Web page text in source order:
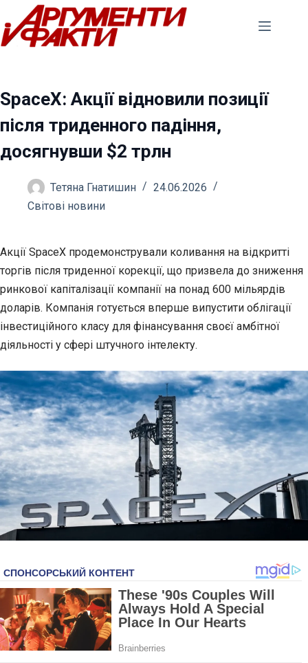
Перейти
до
вмісту
SpaceX: Акції відновили позиції
після триденного падіння,
досягнувши $2 трлн
Тетяна Гнатишин
24.06.2026
Світові новини
Акції SpaceX продемонстрували коливання на відкритті
торгів після триденної корекції, що призвела до зниження
ринкової капіталізації компанії на понад 600 мільярдів
доларів. Компанія готується вперше випустити облігації
інвестиційного класу для фінансування своєї амбітної
діяльності у сфері штучного інтелекту.